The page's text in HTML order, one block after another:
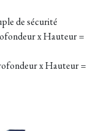
de sécurité
x Hauteur=
x Hauteur=